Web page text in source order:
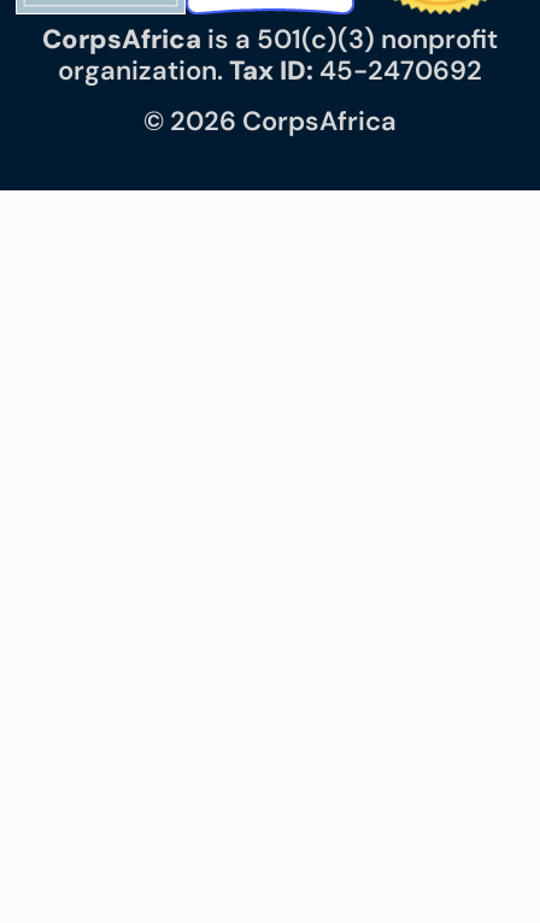
CorpsAfrica is a 501(c)(3) nonprofit
organization.Tax ID: 45-2470692
© 2026 CorpsAfrica